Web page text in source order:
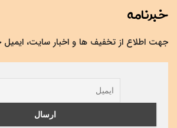
خبرنامه
جهت اطلاع از تخفیف ها و اخبار سایت، ایمیل